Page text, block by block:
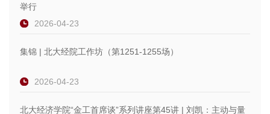
举行
2026-04-23
集锦 | 北大经院工作坊（第1251-1255场）
2026-04-23
北大经济学院“金工首席谈”系列讲座第45讲 | 刘凯：主动与量